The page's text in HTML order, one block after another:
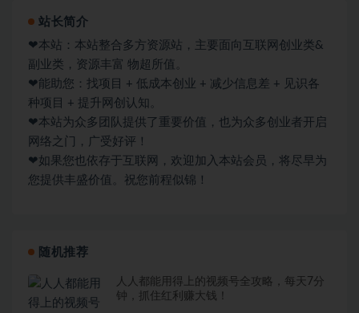
站长简介
❤本站：本站整合多方资源站，主要面向互联网创业类&
副业类，资源丰富 物超所值。
❤能助您：找项目 + 低成本创业 + 减少信息差 + 见识各
种项目 + 提升网创认知。
❤本站为众多团队提供了重要价值，也为众多创业者开启
网络之门，广受好评！
❤如果您也依存于互联网，欢迎加入本站会员，将尽早为
您提供丰盛价值。祝您前程似锦！
随机推荐
人人都能用得上的视频号全攻略，每天7分
钟，抓住红利赚大钱！